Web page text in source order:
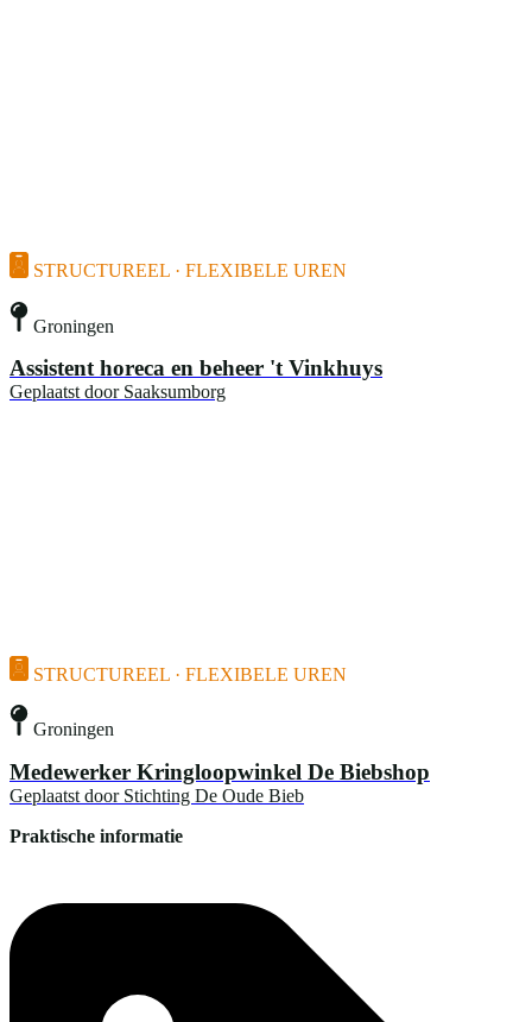
STRUCTUREEL · FLEXIBELE UREN
Groningen
Assistent horeca en beheer 't Vinkhuys
Geplaatst door Saaksumborg
STRUCTUREEL · FLEXIBELE UREN
Groningen
Medewerker Kringloopwinkel De Biebshop
Geplaatst door Stichting De Oude Bieb
Praktische informatie